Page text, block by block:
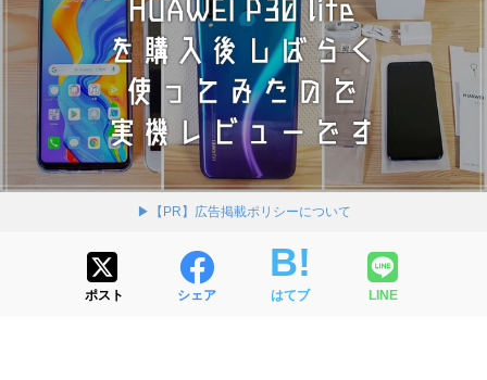
▶【PR】広告掲載ポリシーについて
ポスト シェア はてブ LINE